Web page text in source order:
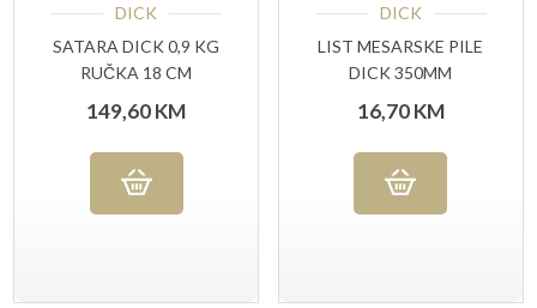
DICK
SATARA DICK 0,9 KG
RUČKA 18 CM
149,60KM
DICK
LIST MESARSKE PILE
DICK 350MM
16,70KM